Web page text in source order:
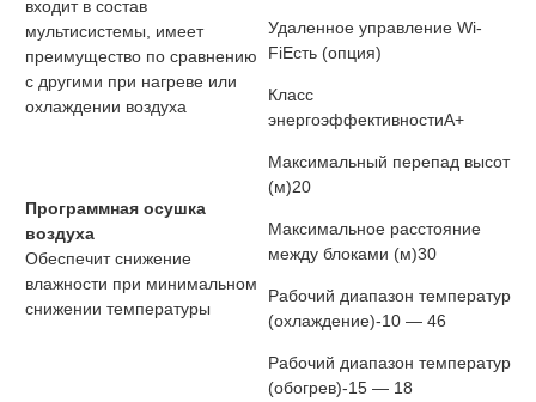
входит в состав
мультисистемы, имеет
преимущество по сравнению
с другими при нагреве или
охлаждении воздуха
Программная осушка
воздуха
Обеспечит снижение
влажности при минимальном
снижении температуры
Удаленное управление Wi-
FiЕсть (опция)
Класс
энергоэффективностиA+
Максимальный перепад высот
(м)20
Максимальное расстояние
между блоками (м)30
Рабочий диапазон температур
(охлаждение)-10 — 46
Рабочий диапазон температур
(обогрев)-15 — 18